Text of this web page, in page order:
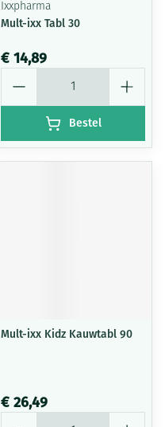
Ixxpharma
Mult-ixx Tabl 30
€ 14,89
Bestel
Mult-ixx Kidz Kauwtabl 90
€ 26,49